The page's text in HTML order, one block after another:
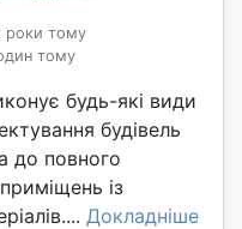
роки тому
тому
будь-які види
будівель
до повного
із
Докладніше